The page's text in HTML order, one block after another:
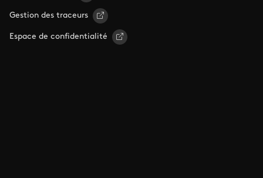
Gestion des traceurs
Espace de confidentialité